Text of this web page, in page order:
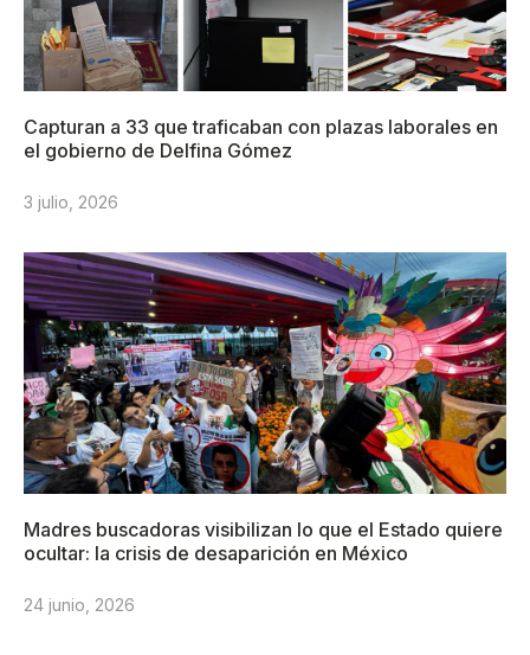
Capturan a 33 que traficaban con plazas laborales en
el gobierno de Delfina Gómez
3 julio, 2026
Madres buscadoras visibilizan lo que el Estado quiere
ocultar: la crisis de desaparición en México
24 junio, 2026